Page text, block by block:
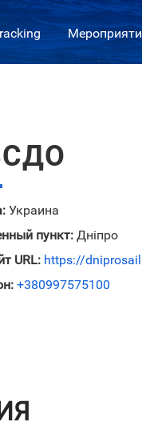
Украина
пункт: Дніпро
URL: https://
+380997575100